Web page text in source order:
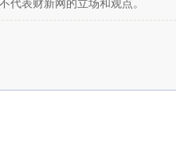
代表财新网的立场和观点。